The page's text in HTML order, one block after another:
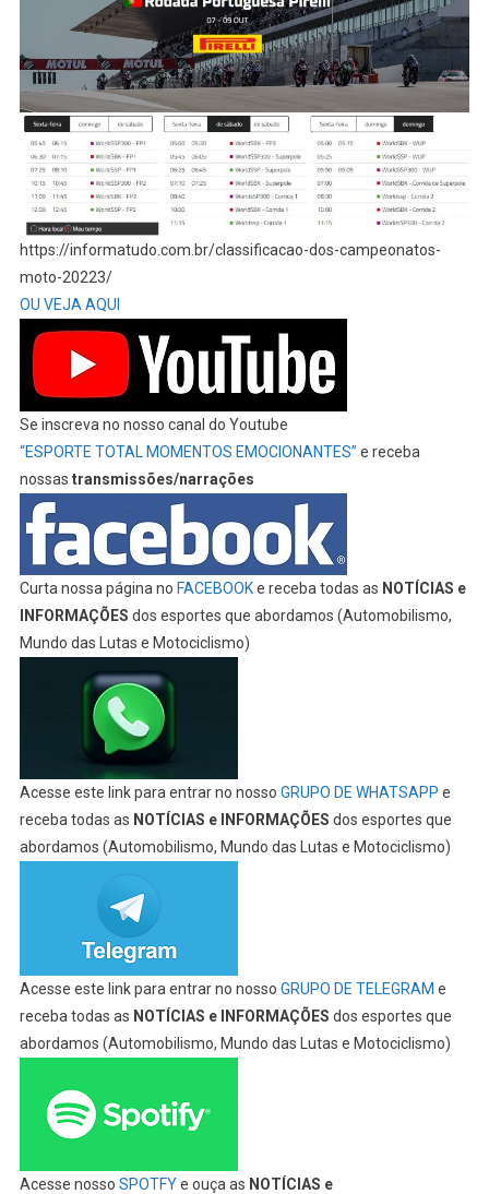
https://informatudo.com.br/classificacao-dos-campeonatos-
moto-20223/
OU VEJA AQUI
Se inscreva no nosso canal do Youtube
“ESPORTE TOTAL MOMENTOS EMOCIONANTES” e receba
nossas transmissões/narrações
Curta nossa página no FACEBOOKe receba todas as NOTÍCIAS e
INFORMAÇÕES dos esportes que abordamos (Automobilismo,
Mundo das Lutas e Motociclismo)
Acesse este link para entrar no nosso GRUPO DE WHATSAPP e
receba todas as NOTÍCIAS e INFORMAÇÕES dos esportes que
abordamos (Automobilismo, Mundo das Lutas e Motociclismo)
Acesse este link para entrar no nosso GRUPO DE TELEGRAM e
receba todas as NOTÍCIAS e INFORMAÇÕES dos esportes que
abordamos (Automobilismo, Mundo das Lutas e Motociclismo)
Acesse nosso SPOTFYe ouça as NOTÍCIAS e